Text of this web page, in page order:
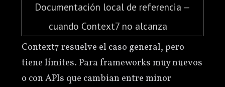
Documentación local de referencia —
cuando Context7 no alcanza
Context7 resuelve el caso general, pero
tiene límites. Para frameworks muy nuevos
o con APIs que cambian entre minor